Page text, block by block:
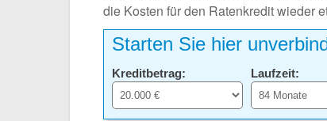
die Kosten für den Ratenkredit wieder
Starten Sie hier
Kreditbetrag: Laufzeit: